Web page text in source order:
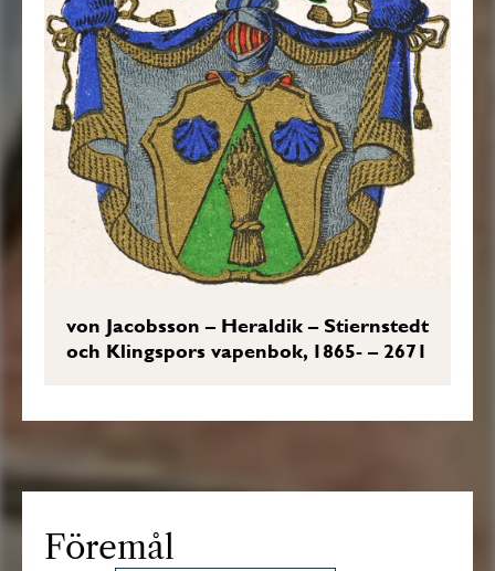
von Jacobsson – Heraldik – Stiernstedt
och Klingspors vapenbok, 1865- – 2671
Föremål